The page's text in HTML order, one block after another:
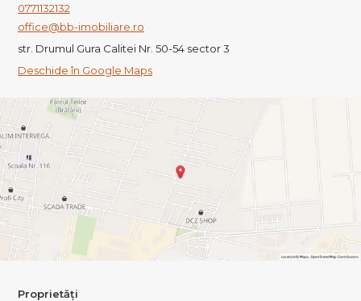
0771132132
office@bb-imobiliare.ro
str. Drumul Gura Calitei Nr. 50-54 sector 3
Deschide în Google Maps
Proprietăți